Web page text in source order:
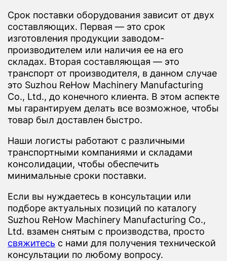
Срок поставки оборудования зависит от двух
составляющих. Первая — это срок
изготовления продукции заводом-
производителем или наличия ее на его
складах. Вторая составляющая — это
транспорт от производителя, в данном случае
это Suzhou ReHow Machinery Manufacturing
Co., Ltd., до конечного клиента. В этом аспекте
мы гарантируем делать все возможное, чтобы
товар был доставлен быстро.
Наши логисты работают с различными
транспортными компаниями и складами
консолидации, чтобы обеспечить
минимальные сроки поставки.
Если вы нуждаетесь в консультации или
подборе актуальных позиций по каталогу
Suzhou ReHow Machinery Manufacturing Co.,
Ltd. взамен снятым с производства, просто
свяжитесь с нами для получения технической
консультации по любому вопросу.